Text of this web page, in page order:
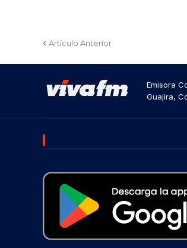
Artículo Anterior
Emisora
Guajira,